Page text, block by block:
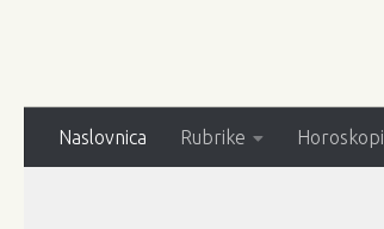
Naslovnica Rubrike Horoskopi